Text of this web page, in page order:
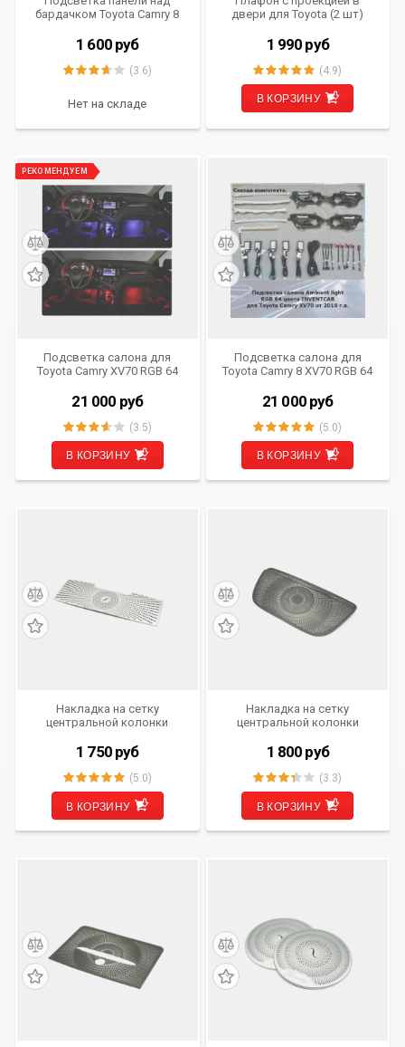
бардачком Toyota Camry 8
Ambient Light IV-LI-CAM70-V1
1 600 руб
(3.6)
Нет на складе
двери для Toyota (2 шт)
1 990 руб
(4.9)
В КОРЗИНУ
РЕКОМЕНДУЕМ
Подсветка салона для
Toyota Camry XV70 RGB 64
Light CP-AML-XV70
(комплект)
21 000 руб
(3.5)
В КОРЗИНУ
Подсветка салона для
Toyota Camry 8 XV70 RGB 64
Light 70 DR (комплект)
21 000 руб
(5.0)
В КОРЗИНУ
Накладка на сетку
центральной колонки
(W213) 2016 - н.в. IV-NK-MB-
W213
1 750 руб
(5.0)
В КОРЗИНУ
Накладка на сетку
центральной колонки
(W177) 2018 - н.в. IV-NK-MBA-
W177
1 800 руб
(3.3)
В КОРЗИНУ